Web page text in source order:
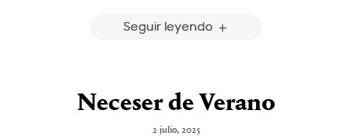
Seguir leyendo
Neceser de Verano
2 julio, 2025